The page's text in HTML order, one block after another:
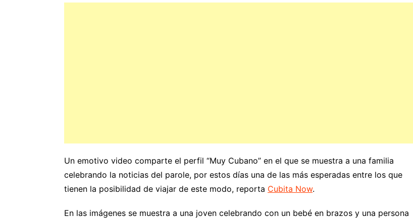
Un emotivo video comparte el perfil “Muy Cubano” en el que se muestra a una familia
celebrando la noticias del parole, por estos días una de las más esperadas entre los que
tienen la posibilidad de viajar de este modo, reporta Cubita Now.
En las imágenes se muestra a una joven celebrando con un bebé en brazos y una persona